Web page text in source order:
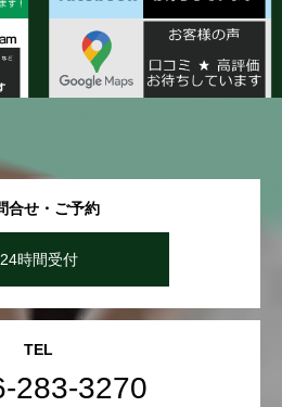
合せ・ご予約
24時間受付
TEL
283-3270